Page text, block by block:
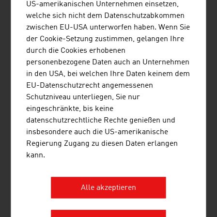
höchstmögliche soziale Gerechtigkeit in der
Produktion
höchstmögliche Qualität für die Trägerinnen und
Träger
Passion
Eine ausgezeichnete Modeausbildung an der
für Angewandte Kunstin Wien, wo seit Anfang der
Achtzigerjahre internationale Stars wie Karl Lagerfeld,
Jil Sander, Vivienne Westwood, Viktor & Rolf, Raf Simons
und Bernhard Willhelm die Professur innehatten und -
haben, hat dazu beigetragen, dass sich Mode aus
Modewelt messen kann.
US-amerikanischen Unternehmen einsetzen,
welche sich nicht dem Datenschutzabkommen
zwischen EU-USA unterworfen haben. Wenn Sie
der Cookie-Setzung zustimmen, gelangen Ihre
durch die Cookies erhobenen
personenbezogene Daten auch an Unternehmen
in den USA, bei welchen Ihre Daten keinem dem
EU-Datenschutzrecht angemessenen
Schutzniveau unterliegen, Sie nur
eingeschränkte, bis keine
datenschutzrechtliche Rechte genießen und
insbesondere auch die US-amerikanische
Regierung Zugang zu diesen Daten erlangen
kann.
Alle akzeptieren